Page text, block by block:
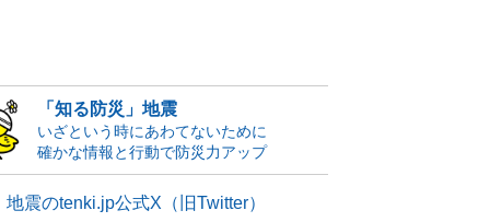
「知る防災」地震
いざという時にあわてないために
確かな情報と行動で防災力アップ
地震のtenki.jp公式X（旧Twitter）